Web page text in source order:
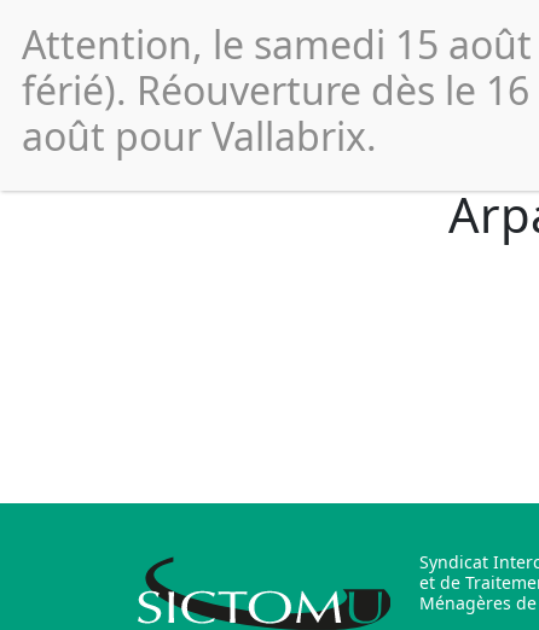
Vos
démarches
Syndicat
et de
Ménagères de
Attention, le samedi 15
férié). Réouverture dès le
août pour Vallabrix.